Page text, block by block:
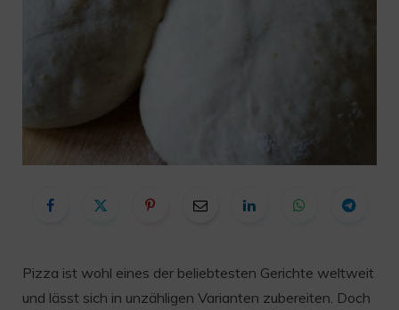
Pizza ist wohl eines der beliebtesten Gerichte weltweit
und lässt sich in unzähligen Varianten zubereiten. Doch